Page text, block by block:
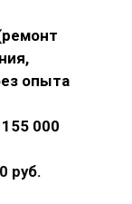
опыта
000
руб.